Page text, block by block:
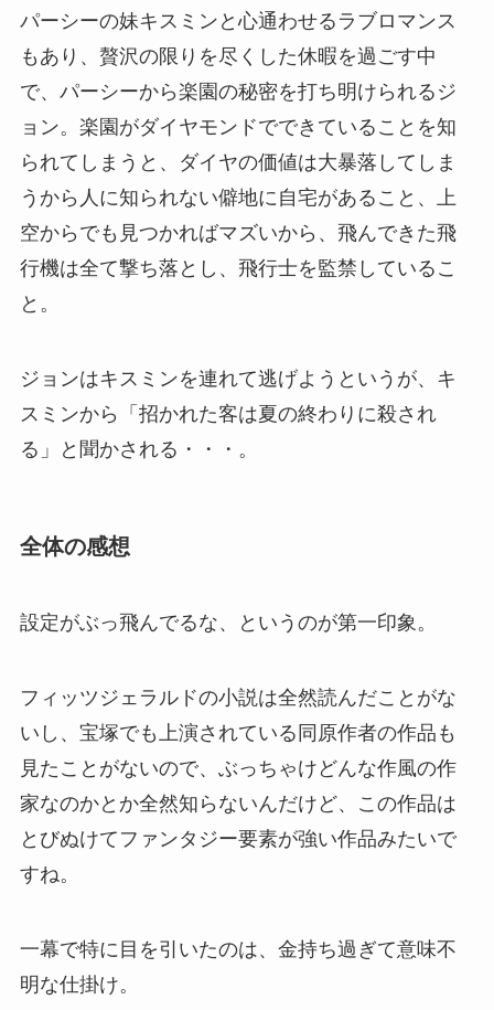
パーシーの妹キスミンと心通わせるラブロマンス
もあり、贅沢の限りを尽くした休暇を過ごす中
で、パーシーから楽園の秘密を打ち明けられるジ
ョン。楽園がダイヤモンドでできていることを知
られてしまうと、ダイヤの価値は大暴落してしま
うから人に知られない僻地に自宅があること、上
空からでも見つかればマズいから、飛んできた飛
行機は全て撃ち落とし、飛行士を監禁しているこ
と。
ジョンはキスミンを連れて逃げようというが、キ
スミンから「招かれた客は夏の終わりに殺され
る」と聞かされる・・・。
全体の感想
設定がぶっ飛んでるな、というのが第一印象。
フィッツジェラルドの小説は全然読んだことがな
いし、宝塚でも上演されている同原作者の作品も
見たことがないので、ぶっちゃけどんな作風の作
家なのかとか全然知らないんだけど、この作品は
とびぬけてファンタジー要素が強い作品みたいで
すね。
一幕で特に目を引いたのは、金持ち過ぎて意味不
明な仕掛け。